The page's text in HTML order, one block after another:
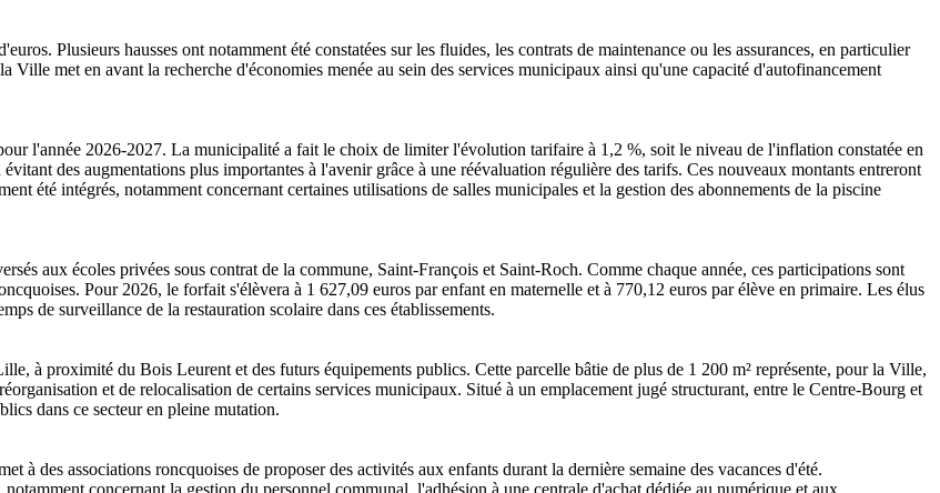
Plusieurs hausses ont notamment été constatées sur les fluides, les contrats de maintenance ou les assurances, en particulier
Ville met en avant la recherche d'économies menée au sein des services municipaux ainsi qu'une capacité d'autofinancement
l'année 2026-2027. La municipalité a fait le choix de limiter l'évolution tarifaire à 1,2 %, soit le niveau de l'inflation constatée en
des augmentations plus importantes à l'avenir grâce à une réévaluation régulière des tarifs. Ces nouveaux montants entreront
été intégrés, notamment concernant certaines utilisations de salles municipales et la gestion des abonnements de la piscine
aux écoles privées sous contrat de la commune, Saint-François et Saint-Roch. Comme chaque année, ces participations sont
Pour 2026, le forfait s'élèvera à 1 627,09 euros par enfant en maternelle et à 770,12 euros par élève en primaire. Les élus
de surveillance de la restauration scolaire dans ces établissements.
à proximité du Bois Leurent et des futurs équipements publics. Cette parcelle bâtie de plus de 1 200 m² représente, pour la Ville,
et de relocalisation de certains services municipaux. Situé à un emplacement jugé structurant, entre le Centre-Bourg et
dans ce secteur en pleine mutation.
à des associations roncquoises de proposer des activités aux enfants durant la dernière semaine des vacances d'été.
concernant la gestion du personnel communal, l'adhésion à une centrale d'achat dédiée au numérique et aux